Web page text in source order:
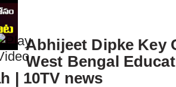
Abhijeet Dipke Key
West Bengal
| 10TV news